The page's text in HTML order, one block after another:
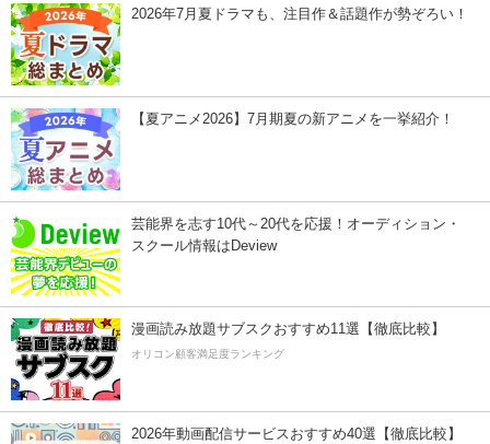
2026年7月夏ドラマも、注目作＆話題作が勢ぞろい！
【夏アニメ2026】7月期夏の新アニメを一挙紹介！
芸能界を志す10代～20代を応援！オーディション・
スクール情報はDeview
漫画読み放題サブスクおすすめ11選【徹底比較】
オリコン顧客満足度ランキング
2026年動画配信サービスおすすめ40選【徹底比較】